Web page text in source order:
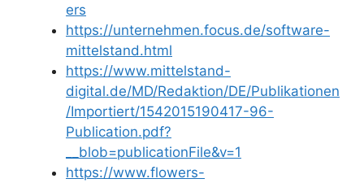
ers
https://unternehmen.focus.de/software-
mittelstand.html
https://www.mittelstand-
digital.de/MD/Redaktion/DE/Publikationen
/Importiert/1542015190417-96-
Publication.pdf?
__blob=publicationFile&v=1
https://www.flowers-